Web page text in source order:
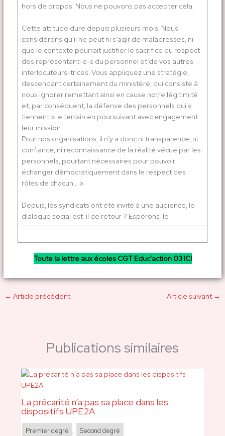
hors de propos. Nous ne pouvons pas accepter cela.
Cette attitude dure depuis plusieurs mois. Nous
considérons qu’il ne peut ni s’agir de maladresses, ni
que le contexte pourrait justifier le sacrifice du respect
des représentant-e-s du personnel et de vos autres
interlocuteurs-trices. Vous appliquez une stratégie,
descendant certainement du ministère, qui consiste à
nous ignorer remettant ainsi en cause notre légitimité
et, par conséquent, la défense des personnels qui «
tiennent » le terrain en poursuivant avec engagement
leur mission.
Pour nos organisations, il n’y a donc ni transparence, ni
confiance, ni reconnaissance de la réalité vécue par les
personnels, pourtant nécessaires pour pouvoir
échanger démocratiquement dans le respect des
rôles de chacun… »
Depuis, les syndicats ont été invité à une audience, le
dialogue social est-il de retour ? Espérons-le !
Toute la lettre aux écoles CGT Educ’action 03 ICI
← Article précédent Article suivant →
Publications similaires
La précarité n’a pas sa place dans les
dispositifs UPE2A
Premier degré , Second degré